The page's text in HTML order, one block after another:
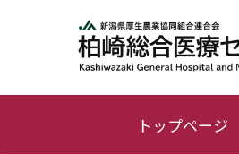
トップページ